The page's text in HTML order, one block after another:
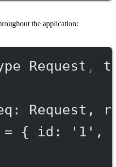
the application:
Request,
: Request ,
= { id: '1' ,